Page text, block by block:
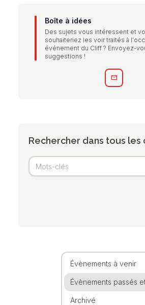
Boîte à idées
Des sujets vous intéressent et
souhaiteriez les voir traités à
événement du Cliff ? Envoyez-
suggestions !
mail
Rechercher dans tous les
Évènements à venir
Évènements passés
Archivé